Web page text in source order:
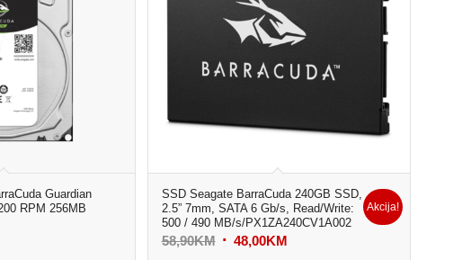
Guardian
RPM 256MB
SSD Seagate BarraCuda 240GB SSD,
2.5” 7mm, SATA 6 Gb/s, Read/Write:
500 / 490 MB/s/PX1ZA240CV1A002
58,90KM Original
48,00KMCurrent
Akcija!